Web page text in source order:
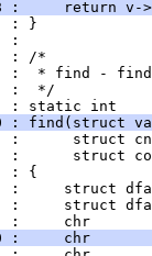
:     return v-
: }
:
: /*
:  * find -
:  */
: static int
: find(struct
:      struct
:      struct
: {
:     struct
:     struct
:     chr
:     chr